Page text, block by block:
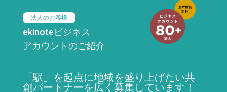
法人のお客様
ekinoteビジネス
アカウントのご紹介
「駅」を起点に地域を盛り上げたい共
創パートナーを広く募集しています！